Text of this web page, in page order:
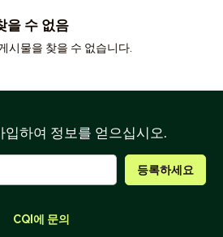
을 수 없음
시물을 찾을 수 없습니다.
입하여 정보를 얻으십시오.
CQI에 문의